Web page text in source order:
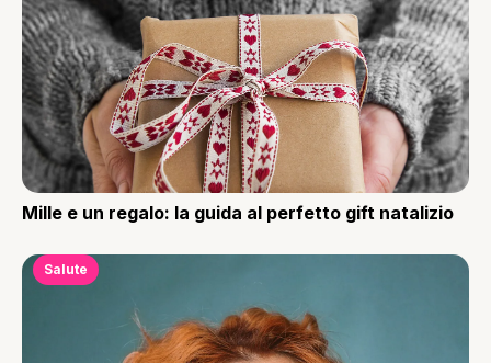
Mille e un regalo: la guida al perfetto gift natalizio
Salute